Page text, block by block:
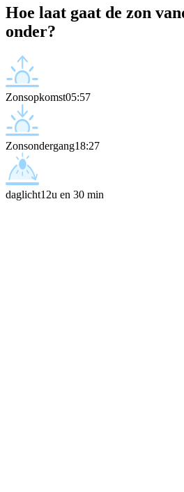
Hoe laat gaat de zon
onder?
Zonsopkomst05:57
Zonsondergang18:27
daglicht12u en 30 min